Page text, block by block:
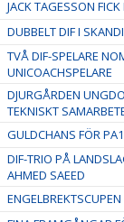
JACK TAGESSON
DUBBELT DIF I
TVÅ DIF-SPELARE
UNICOACHSPELARE
DJURGÅRDEN
TEKNISKT
GULDCHANS FÖR
DIF-TRIO PÅ
AHMED SAEED